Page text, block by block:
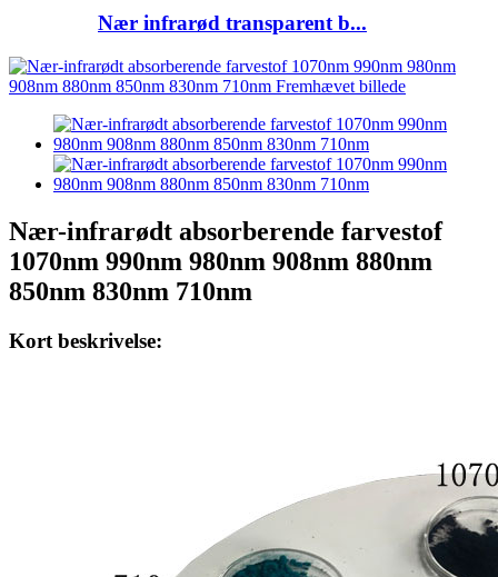
Nær infrarød transparent b...
Nær-infrarødt absorberende farvestof
1070nm 990nm 980nm 908nm 880nm
850nm 830nm 710nm
Kort beskrivelse: